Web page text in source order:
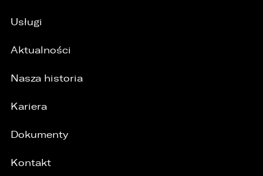
Usługi
Aktualności
Nasza historia
Kariera
Dokumenty
Kontakt